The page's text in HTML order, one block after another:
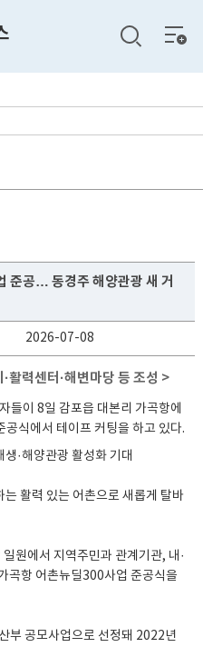
전체
메뉴
준공… 동경주 해양관광 새 거
2026-07-08
력센터·해변마당 등 조성 >
·해양관광 활성화 기대
활력 있는 어촌으로 새롭게 탈바
원에서 지역주민과 관계기관, 내·
곡항 어촌뉴딜300사업 준공식을
부 공모사업으로 선정돼 2022년